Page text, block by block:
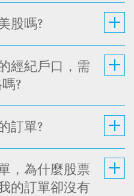
股嗎?
經紀戶口，需
?
訂單?
，為什麼股票
的訂單卻沒有